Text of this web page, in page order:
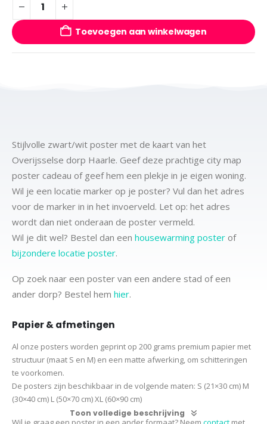
Toevoegen aan winkelwagen
Stijlvolle zwart/wit poster met de kaart van het
Overijsselse dorp Haarle. Geef deze prachtige city map
poster cadeau of geef hem een plekje in je eigen woning.
Wil je een locatie marker op je poster? Vul dan het adres
voor de marker in in het invoerveld. Let op: het adres
wordt dan niet onderaan de poster vermeld.
Wil je dit wel? Bestel dan een housewarming poster of
bijzondere locatie poster.
Op zoek naar een poster van een andere stad of een
ander dorp? Bestel hem hier.
Papier & afmetingen
Al onze posters worden geprint op 200 grams premium papier met
structuur (maat S en M) en een matte afwerking, om schitteringen
te voorkomen.
De posters zijn beschikbaar in de volgende maten: S (21×30 cm) M
(30×40 cm) L (50×70 cm) XL (60×90 cm)
Toon volledige beschrijving